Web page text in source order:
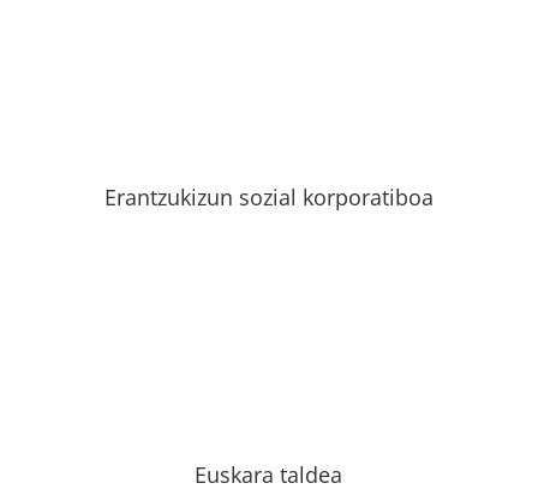
Erantzukizun sozial korporatiboa
Euskara taldea